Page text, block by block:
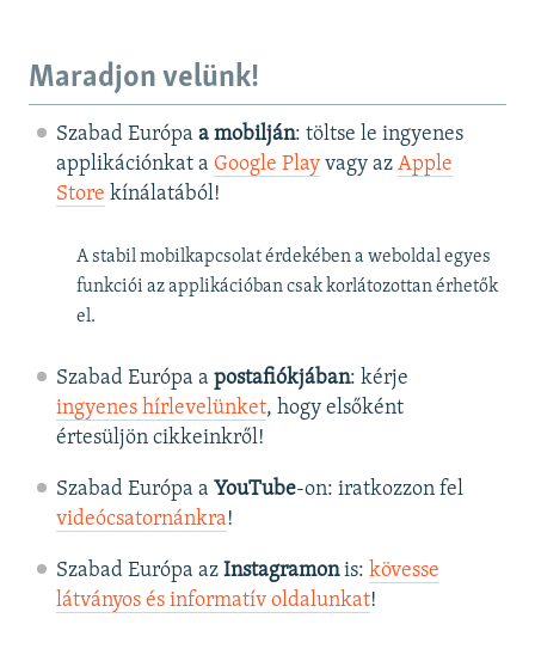
Maradjon velünk!
Szabad Európa a mobilján: töltse le ingyenes
applikációnkat a Google Playvagy az Apple
Store kínálatából!
A stabil mobilkapcsolat érdekében a weboldal egyes
funkciói az applikációban csak korlátozottan érhetők
el.
Szabad Európa a postafiókjában: kérje
ingyenes hírlevelünket, hogy elsőként
értesüljön cikkeinkről!
Szabad Európa a YouTube-on: iratkozzon fel
videócsatornánkra!
Szabad Európa az Instagramonis: kövesse
látványos és informatív oldalunkat! ​